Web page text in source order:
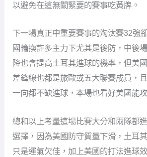
以避免在這無關緊要的賽事吃黃牌。
下一場真正中重要賽事的淘汰賽32強
國輪換許多主力下尤其是後防，中後
降也會提高土耳其進球的機率，但美
差鋒線也都是旅歐或五大聯賽成員，
一向都不缺進球，本場也看好美國能
總和以上考量這場比賽大分和兩隊都
選擇，因為美國防守質量下滑，土耳
只是運氣欠佳，加上美國的打法進球